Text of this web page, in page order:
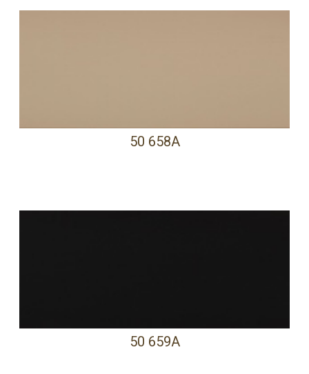
50 658A
50 659A